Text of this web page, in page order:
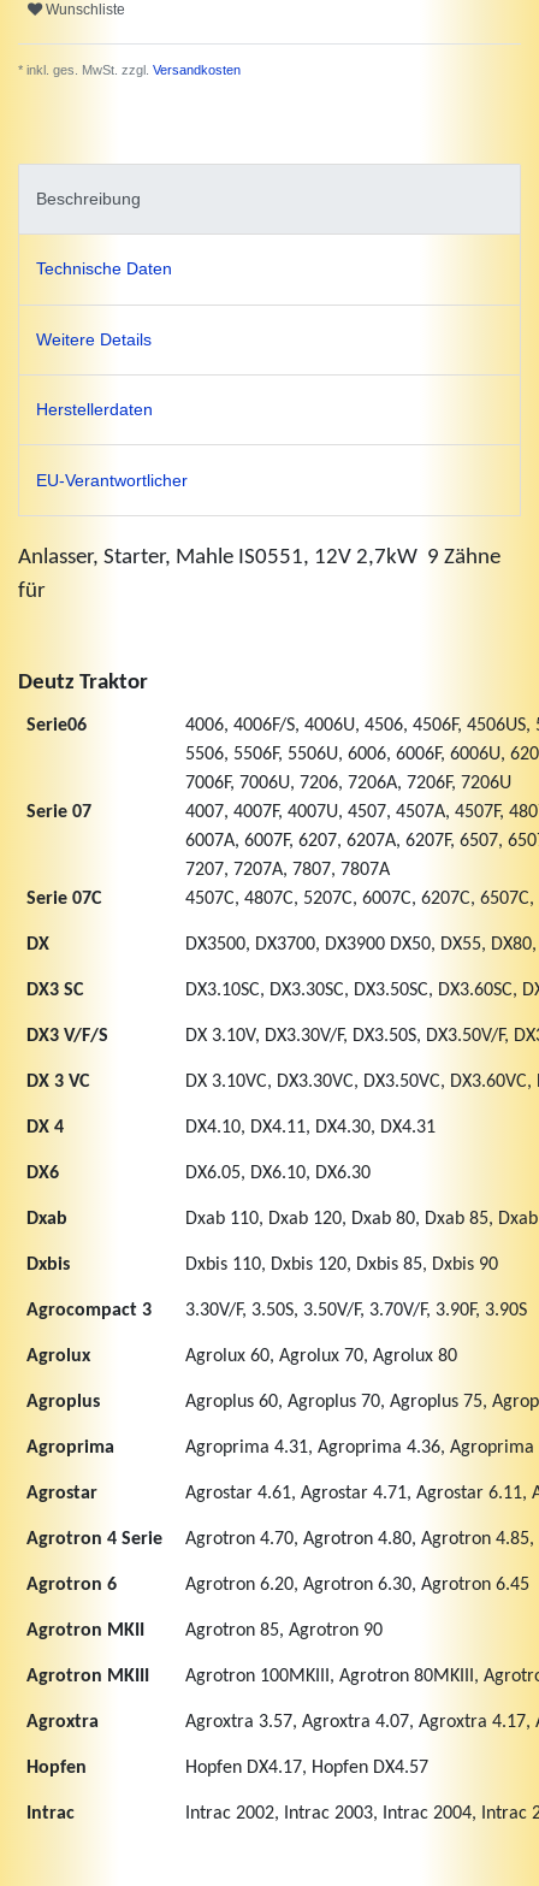
Wunschliste
* inkl. ges. MwSt. zzgl. Versandkosten
Beschreibung
Technische Daten
Weitere Details
Herstellerdaten
EU-Verantwortlicher
Anlasser, Starter, Mahle IS0551, 12V 2,7kW 9 Zähne
für
Deutz Traktor
Serie06
4006, 4006F/S, 4006U, 4506, 4506F,
5506, 5506F, 5506U, 6006, 6006F, 6006U,
7006F, 7006U, 7206, 7206A, 7206F, 7206U
Serie 07
4007, 4007F, 4007U, 4507, 4507A, 4507F,
6007A, 6007F, 6207, 6207A, 6207F, 6507,
7207, 7207A, 7807, 7807A
Serie 07C
4507C, 4807C, 5207C, 6007C, 6207C,
DX DX3500, DX3700, DX3900 DX50, DX55,
DX3 SC DX3.10SC, DX3.30SC, DX3.50SC, DX3.60SC,
DX3 V/F/S DX 3.10V, DX3.30V/F, DX3.50S, DX3.50V/F,
DX 3 VC DX 3.10VC, DX3.30VC, DX3.50VC,
DX 4 DX4.10, DX4.11, DX4.30, DX4.31
DX6 DX6.05, DX6.10, DX6.30
Dxab Dxab 110, Dxab 120, Dxab 80, Dxab 85,
Dxbis Dxbis 110, Dxbis 120, Dxbis 85, Dxbis 90
Agrocompact 3 3.30V/F, 3.50S, 3.50V/F, 3.70V/F, 3.90F, 3.90S
Agrolux Agrolux 60, Agrolux 70, Agrolux 80
Agroplus Agroplus 60, Agroplus 70, Agroplus 75,
Agroprima Agroprima 4.31, Agroprima 4.36,
Agrostar Agrostar 4.61, Agrostar 4.71, Agrostar 6.11,
Agrotron 4 Serie Agrotron 4.70, Agrotron 4.80, Agrotron
Agrotron 6 Agrotron 6.20, Agrotron 6.30, Agrotron 6.45
Agrotron MKII Agrotron 85, Agrotron 90
Agrotron MKIII Agrotron 100MKIII, Agrotron 80MKIII,
Agroxtra Agroxtra 3.57, Agroxtra 4.07, Agroxtra
Hopfen Hopfen DX4.17, Hopfen DX4.57
Intrac Intrac 2002, Intrac 2003, Intrac 2004, Intrac